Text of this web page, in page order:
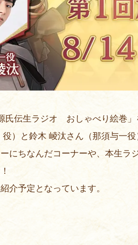
氏伝生ラジオ おしゃべり絵巻
）と鈴木 崚汰さん（那須与一
にちなんだコーナーや、本生ラ
介予定となっています。